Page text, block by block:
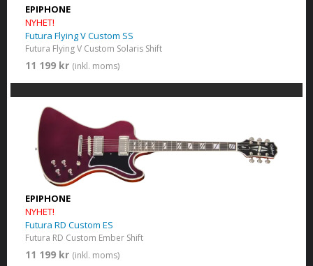
EPIPHONE
NYHET!
Futura Flying V Custom SS
Futura Flying V Custom Solaris Shift
11 199 kr (inkl. moms)
EPIPHONE
NYHET!
Futura RD Custom ES
Futura RD Custom Ember Shift
11 199 kr (inkl. moms)